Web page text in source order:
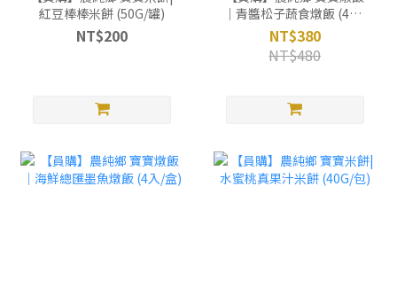
紅豆棒棒米餅 (50G/罐)
NT$200
｜青醬松子蔬食燉飯 (4入/
盒)
NT$380
NT$480